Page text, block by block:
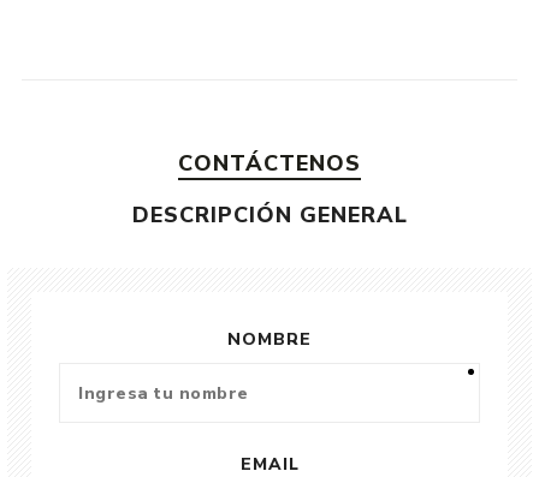
CONTÁCTENOS
DESCRIPCIÓN GENERAL
NOMBRE
EMAIL